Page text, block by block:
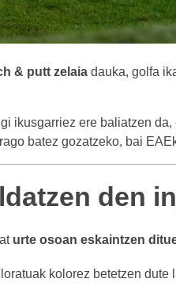
& putt zelaia dauka, golfa
ikusgarriez ere baliatzen
batez gozatzeko, bai
den
urte osoan eskaintzen
kolorez betetzen dute